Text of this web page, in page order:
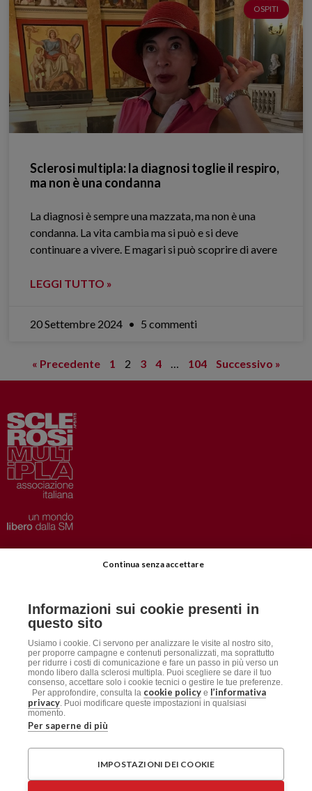
OSPITI
Sclerosi multipla: la diagnosi toglie il respiro,
ma non è una condanna
La diagnosi è sempre una mazzata, ma non è una
condanna. La vita cambia ma si può e si deve
continuare a vivere. E magari si può scoprire di avere
LEGGI TUTTO »
20 Settembre 2024 5 commenti
« Precedente 1 2 3 4 104 Successivo »
Privacy–Disclaimer
Iscriviti alla Newsletter
Dichiarazione accessibilità
Social
AISM
Sede Legale: Via Cavour 181/a, 00184 Roma
CF: 96015150582 – PI: 06125061009
Informazioni sui cookie presenti in
questo sito
Usiamo i cookie. Ci servono per analizzare le visite al nostro sito,
per proporre campagne e contenuti personalizzati, ma soprattutto
per ridurre i costi di comunicazione e fare un passo in più verso un
mondo libero dalla sclerosi multipla. Puoi scegliere se dare il tuo
consenso, accettare solo i cookie tecnici o gestire le tue preferenze.
Per approfondire, consulta la cookie policy e l’informativa
privacy. Puoi modificare queste impostazioni in qualsiasi
momento.
Per saperne di più
IMPOSTAZIONI DEI COOKIE
Continua senza accettare